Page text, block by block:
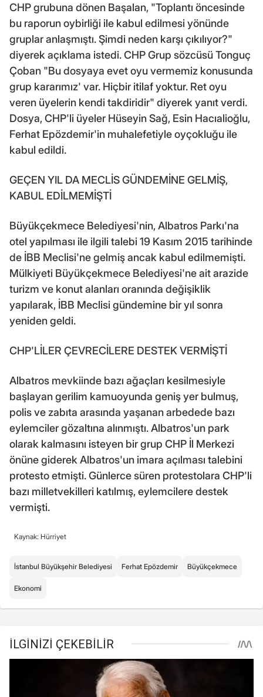
CHP grubuna dönen Başalan, "Toplantı öncesinde
bu raporun oybirliği ile kabul edilmesi yönünde
gruplar anlaşmıştı. Şimdi neden karşı çıkılıyor?"
diyerek açıklama istedi. CHP Grup sözcüsü Tonguç
Çoban "Bu dosyaya evet oyu vermemiz konusunda
grup kararımız' var. Hiçbir itilaf yoktur. Ret oyu
veren üyelerin kendi takdiridir" diyerek yanıt verdi.
Dosya, CHP'li üyeler Hüseyin Sağ, Esin Hacıalioğlu,
Ferhat Epözdemir'in muhalefetiyle oyçokluğu ile
kabul edildi.
GEÇEN YIL DA MECLİS GÜNDEMİNE GELMİŞ,
KABUL EDİLMEMİŞTİ
Büyükçekmece Belediyesi'nin, Albatros Parkı'na
otel yapılması ile ilgili talebi 19 Kasım 2015 tarihinde
de İBB Meclisi'ne gelmiş ancak kabul edilmemişti.
Mülkiyeti Büyükçekmece Belediyesi'ne ait arazide
turizm ve konut alanları oranında değişiklik
yapılarak, İBB Meclisi gündemine bir yıl sonra
yeniden geldi.
CHP'LİLER ÇEVRECİLERE DESTEK VERMİŞTİ
Albatros mevkiinde bazı ağaçları kesilmesiyle
başlayan gerilim kamuoyunda geniş yer bulmuş,
polis ve zabıta arasında yaşanan arbedede bazı
eylemciler gözaltına alınmıştı. Albatros'un park
olarak kalmasını isteyen bir grup CHP İl Merkezi
önüne giderek Albatros'un imara açılması talebini
protesto etmişti. Günlerce süren protestolara CHP'li
bazı milletvekilleri katılmış, eylemcilere destek
vermişti.
Kaynak: Hürriyet
İstanbul Büyükşehir Belediyesi Ferhat Epözdemir Büyükçekmece
Ekonomi